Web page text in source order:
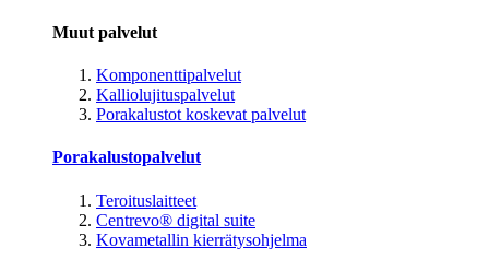
Muut palvelut
Komponenttipalvelut
Kalliolujituspalvelut
Porakalustot koskevat palvelut
Porakalustopalvelut
Teroituslaitteet
Centrevo® digital suite
Kovametallin kierrätysohjelma